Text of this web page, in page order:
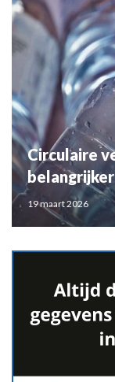
Circulaire
19 maart 2026